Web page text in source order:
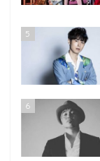
5
6